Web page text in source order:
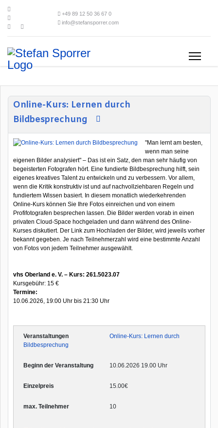
+49 89 12 50 36 67 0
info@stefansporrer.com
Online-Kurs: Lernen durch
Bildbesprechung
"Man lernt am besten,
wenn man seine
eigenen Bilder analysiert" – Das ist ein Satz, den man sehr häufig von
begeisterten Fotografen hört. Eine fundierte Bildbesprechung hilft, sein
eigenes kreatives Talent zu entwickeln und zu verbessern. Vor allem,
wenn die Kritik konstruktiv ist und auf nachvollziehbaren Regeln und
fundiertem Wissen basiert. In diesem monatlich wiederkehrenden
Online-Kurs können Sie Ihre Fotos einreichen und von einem
Profifotografen besprechen lassen. Die Bilder werden vorab in einen
privaten Cloud-Space hochgeladen und dann während des Online-
Kurses diskutiert. Der Link zum Hochladen der Bilder, wird jeweils vorher
bekannt gegeben. Je nach Teilnehmerzahl wird eine bestimmte Anzahl
von Fotos von jedem Teilnehmer ausgewählt.
vhs Oberland e. V. – Kurs: 261.5023.07
Kursgebühr: 15 €
Termine:
10.06.2026, 19:00 Uhr bis 21:30 Uhr
Online-Kurs: Lernen durch
Bildbesprechung
10.06.2026 19.00 Uhr
15.00€
10